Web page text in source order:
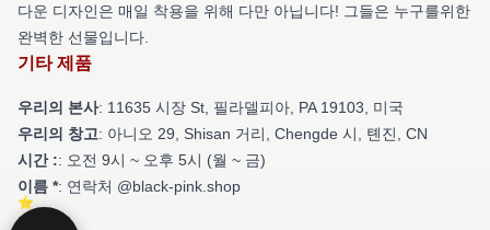
다운 디자인은 매일 착용을 위해 다만 아닙니다! 그들은 누구를위한
완벽한 선물입니다.
기타 제품
우리의 본사: 11635 시장 St, 필라델피아, PA 19103, 미국
우리의 창고: 아니오 29, Shisan 거리, Chengde 시, 톈진, CN
시간 :: 오전 9시 ~ 오후 5시 (월 ~ 금)
이름 *: 연락처 @black-pink.shop